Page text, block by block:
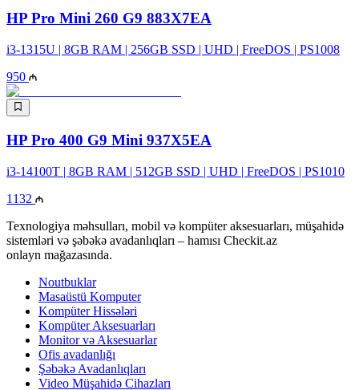
HP Pro Mini 260 G9 883X7EA
i3-1315U | 8GB RAM | 256GB SSD | UHD | FreeDOS | PS1008
950
HP Pro 400 G9 Mini 937X5EA
i3-14100T | 8GB RAM | 512GB SSD | UHD | FreeDOS | PS1010
1132
Texnologiya məhsulları, mobil və kompüter aksesuarları, müşahidə
sistemləri və şəbəkə avadanlıqları – hamısı Checkit.az
onlayn mağazasında.
Noutbuklar
Masaüstü Komputer
Kompüter Hissələri
Kompüter Aksesuarları
Monitor və Aksesuarlar
Ofis avadanlığı
Şəbəkə Avadanlıqları
Video Müşahidə Cihazları